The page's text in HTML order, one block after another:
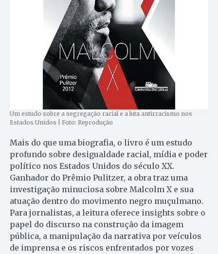
Um estudo sobre a segregação racial e a luta antirracismo nos
Estados Unidos | Foto: Reprodução
Mais do que uma biografia, o livro é um estudo
profundo sobre desigualdade racial, mídia e poder
político nos Estados Unidos do século XX.
Ganhador do Prêmio Pulitzer, a obra traz uma
investigação minuciosa sobre Malcolm X e sua
atuação dentro do movimento negro muçulmano.
Para jornalistas, a leitura oferece insights sobre o
papel do discurso na construção da imagem
pública, a manipulação da narrativa por veículos
de imprensa e os riscos enfrentados por vozes